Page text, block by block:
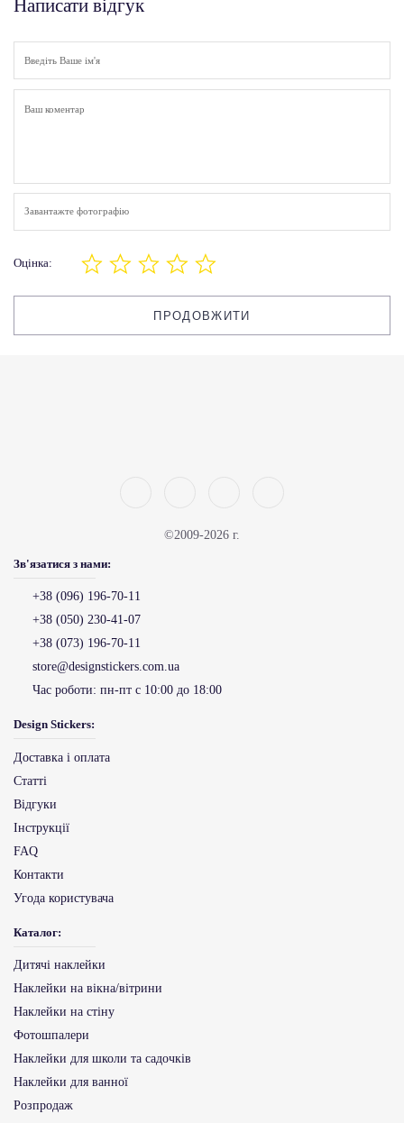
Написати відгук
Завантажте фотографію
Оцінка:
ПРОДОВЖИТИ
©2009-2026 г.
Зв'язатися з нами:
+38 (096) 196-70-11
+38 (050) 230-41-07
+38 (073) 196-70-11
store@designstickers.com.ua
Час роботи: пн-пт с 10:00 до 18:00
Design Stickers:
Доставка і оплата
Статті
Відгуки
Інструкції
FAQ
Контакти
Угода користувача
Каталог:
Дитячі наклейки
Наклейки на вікна/вітрини
Наклейки на стіну
Фотошпалери
Наклейки для школи та садочків
Наклейки для ванної
Розпродаж